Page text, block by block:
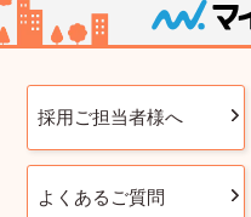
採用ご担当者様へ
よくあるご質問